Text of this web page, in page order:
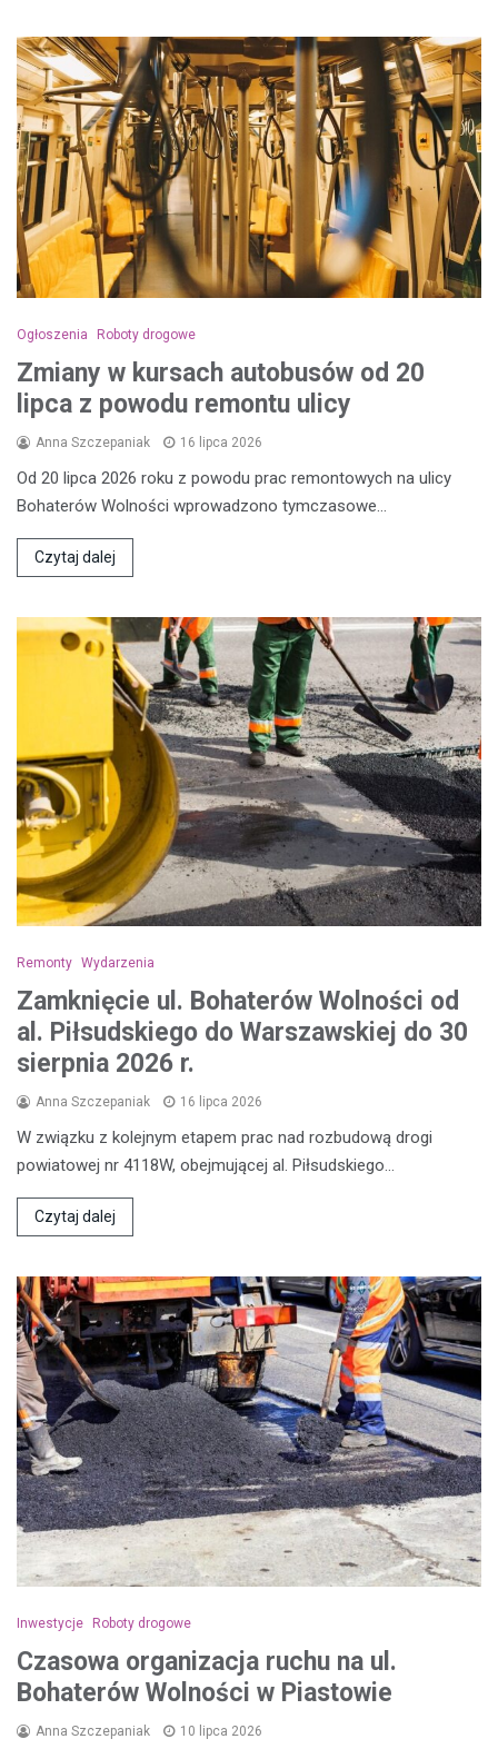
Ogłoszenia Roboty drogowe
Zmiany w kursach autobusów od 20
lipca z powodu remontu ulicy
Anna Szczepaniak 16 lipca 2026
Od 20 lipca 2026 roku z powodu prac remontowych na ulicy
Bohaterów Wolności wprowadzono tymczasowe…
Czytaj dalej
Remonty Wydarzenia
Zamknięcie ul. Bohaterów Wolności od
al. Piłsudskiego do Warszawskiej do 30
sierpnia 2026 r.
Anna Szczepaniak 16 lipca 2026
W związku z kolejnym etapem prac nad rozbudową drogi
powiatowej nr 4118W, obejmującej al. Piłsudskiego…
Czytaj dalej
Inwestycje Roboty drogowe
Czasowa organizacja ruchu na ul.
Bohaterów Wolności w Piastowie
Anna Szczepaniak 10 lipca 2026